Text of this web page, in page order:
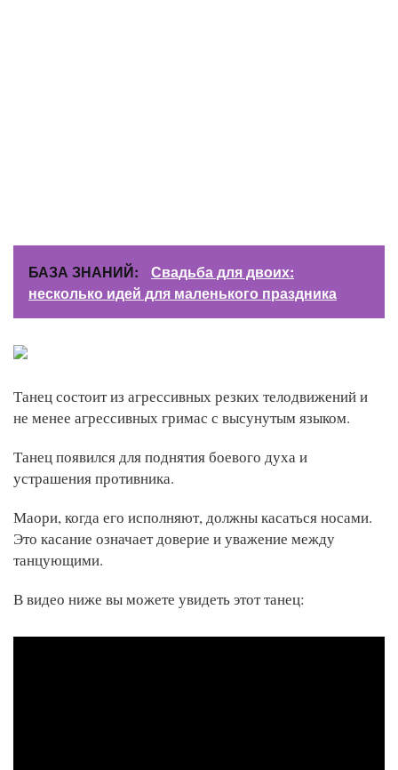
БАЗА ЗНАНИЙ:
Свадьба для двоих:
несколько идей для маленького праздника
Танец состоит из агрессивных резких телодвижений и
не менее агрессивных гримас с высунутым языком.
Танец появился для поднятия боевого духа и
устрашения противника.
Маори, когда его исполняют, должны касаться носами.
Это касание означает доверие и уважение между
танцующими.
В видео ниже вы можете увидеть этот танец: